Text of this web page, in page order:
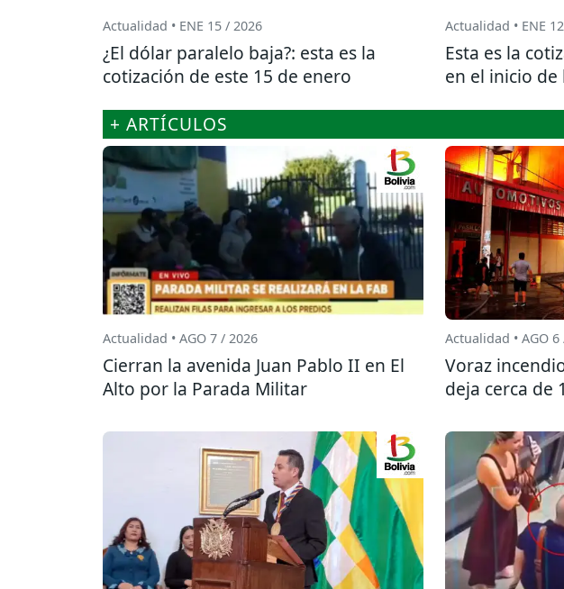
Actualidad • ENE 15 / 2026
¿El dólar paralelo baja?: esta es la
cotización de este 15 de enero
Actualidad • ENE
Esta es la
en el inicio de
+ ARTÍCULOS
Actualidad • AGO 7 / 2026
Cierran la avenida Juan Pablo II en El
Alto por la Parada Militar
Actualidad • AGO 6
Voraz
deja cerca de